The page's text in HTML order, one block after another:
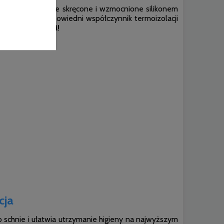
są spiralnie skręcone i wzmocnione silikonem
posiada odpowiedni współczynnik termoizolacji
Z ZAMKIEM!
i ułatwia utrzymanie higieny na najwyższym